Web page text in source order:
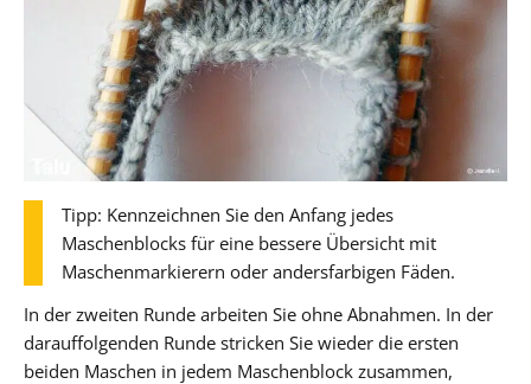
Tipp: Kennzeichnen Sie den Anfang jedes
Maschenblocks für eine bessere Übersicht mit
Maschenmarkierern oder andersfarbigen Fäden.
In der zweiten Runde arbeiten Sie ohne Abnahmen. In der
darauffolgenden Runde stricken Sie wieder die ersten
beiden Maschen in jedem Maschenblock zusammen,